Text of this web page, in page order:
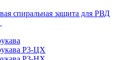
спиральная защита для РВД
Р3-ЦХ